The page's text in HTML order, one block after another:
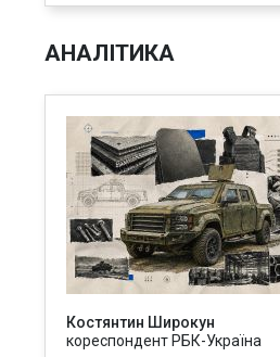
АНАЛІТИКА
Костянтин Широкун
кореспондент РБК-Україна